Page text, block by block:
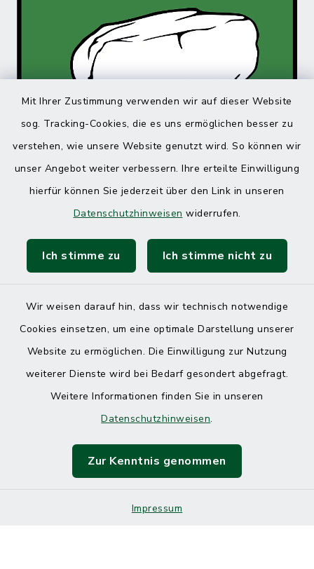
Mit Ihrer Zustimmung verwenden wir auf dieser Website
sog. Tracking-Cookies, die es uns ermöglichen besser zu
verstehen, wie unsere Website genutzt wird. So können wir
unser Angebot weiter verbessern. Ihre erteilte Einwilligung
hierfür können Sie jederzeit über den Link in unseren
Datenschutzhinweisen widerrufen.
Ich stimme zu Ich stimme nicht zu
Wir weisen darauf hin, dass wir technisch notwendige
Cookies einsetzen, um eine optimale Darstellung unserer
Website zu ermöglichen. Die Einwilligung zur Nutzung
weiterer Dienste wird bei Bedarf gesondert abgefragt.
Weitere Informationen finden Sie in unseren
Datenschutzhinweisen.
Zur Kenntnis genommen
Impressum
Barrierefreiheit
Impressum
Sitemap